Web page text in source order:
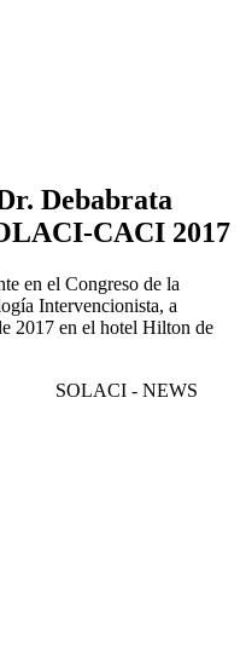
Debabrata
CACI 2017
en el Congreso de la
Intervencionista, a
2017 en el hotel Hilton de